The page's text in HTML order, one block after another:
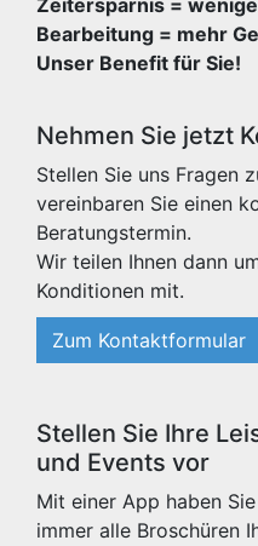
Zeitersparnis =
Bearbeitung = mehr
Unser Benefit für Sie!
Nehmen Sie jetzt
Stellen Sie uns Fragen
vereinbaren Sie einen
Beratungstermin.
Wir teilen Ihnen dann
Konditionen mit.
Zum Kontaktformular
Stellen Sie Ihre
und Events vor
Mit einer App haben
immer alle Broschüren